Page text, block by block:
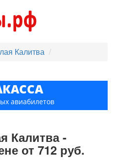
Калитва
авиабилетов
Калитва -
от 712 руб.